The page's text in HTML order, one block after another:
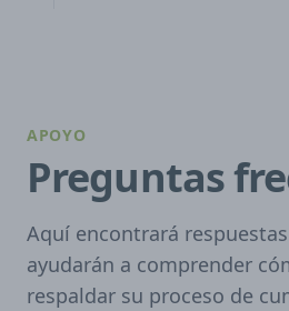
APOYO
Preguntas
Aquí encontrará
ayudarán a comprender
respaldar su proceso de